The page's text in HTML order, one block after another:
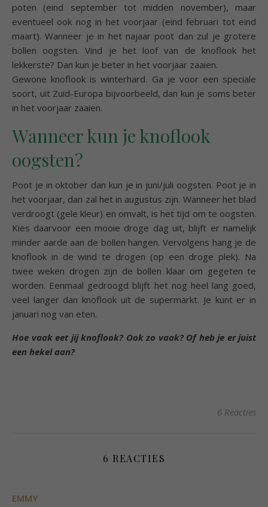
poten (eind september tot midden november), maar
eventueel ook nog in het voorjaar (eind februari tot eind
maart). Wanneer je in het najaar poot dan zul je grotere
bollen oogsten. Vind je het loof van de knoflook het
lekkerste? Dan kun je beter in het voorjaar zaaien.
Gewone knoflook is winterhard. Ga je voor een speciale
soort, uit Zuid-Europa bijvoorbeeld, dan kun je soms beter
in het voorjaar zaaien.
Wanneer kun je knoflook
oogsten?
Poot je in oktober dan kun je in juni/juli oogsten. Poot je in
het voorjaar, dan zal het in augustus zijn. Wanneer het blad
verdroogt (gele kleur) en omvalt, is het tijd om te oogsten.
Kies daarvoor een mooie droge dag uit, blijft er namelijk
minder aarde aan de bollen hangen. Vervolgens hang je de
knoflook in de wind te drogen (op een droge plek). Na
twee weken drogen zijn de bollen klaar om gegeten te
worden. Eenmaal gedroogd blijft het nog heel lang goed,
veel langer dan knoflook uit de supermarkt. Je kunt er in
januari nog van eten.
Hoe vaak eet jij knoflook? Ook zo vaak? Of heb je er juist
een hekel aan?
6 Reacties
6 REACTIES
EMMY